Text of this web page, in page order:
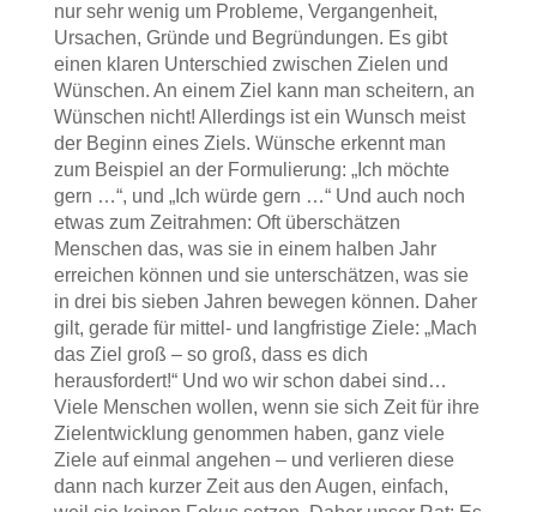
nur sehr wenig um Probleme, Vergangenheit,
Ursachen, Gründe und Begründungen. Es gibt
einen klaren Unterschied zwischen Zielen und
Wünschen. An einem Ziel kann man scheitern, an
Wünschen nicht! Allerdings ist ein Wunsch meist
der Beginn eines Ziels. Wünsche erkennt man
zum Beispiel an der Formulierung: „Ich möchte
gern …“, und „Ich würde gern …“ Und auch noch
etwas zum Zeitrahmen: Oft überschätzen
Menschen das, was sie in einem halben Jahr
erreichen können und sie unterschätzen, was sie
in drei bis sieben Jahren bewegen können. Daher
gilt, gerade für mittel- und langfristige Ziele: „Mach
das Ziel groß – so groß, dass es dich
herausfordert!“ Und wo wir schon dabei sind…
Viele Menschen wollen, wenn sie sich Zeit für ihre
Zielentwicklung genommen haben, ganz viele
Ziele auf einmal angehen – und verlieren diese
dann nach kurzer Zeit aus den Augen, einfach,